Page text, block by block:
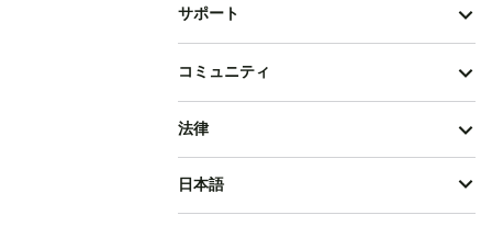
サポート
コミュニティ
法律
日本語